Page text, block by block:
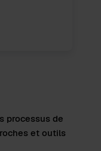
processus de
et outils